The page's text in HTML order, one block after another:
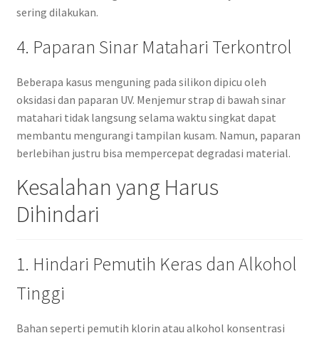
sering dilakukan.
4. Paparan Sinar Matahari Terkontrol
Beberapa kasus menguning pada silikon dipicu oleh
oksidasi dan paparan UV. Menjemur strap di bawah sinar
matahari tidak langsung selama waktu singkat dapat
membantu mengurangi tampilan kusam. Namun, paparan
berlebihan justru bisa mempercepat degradasi material.
Kesalahan yang Harus
Dihindari
1. Hindari Pemutih Keras dan Alkohol
Tinggi
Bahan seperti pemutih klorin atau alkohol konsentrasi